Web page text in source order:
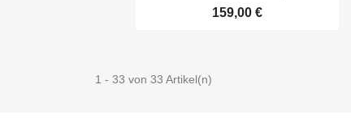
159,00 €
1 - 33 von 33 Artikel(n)